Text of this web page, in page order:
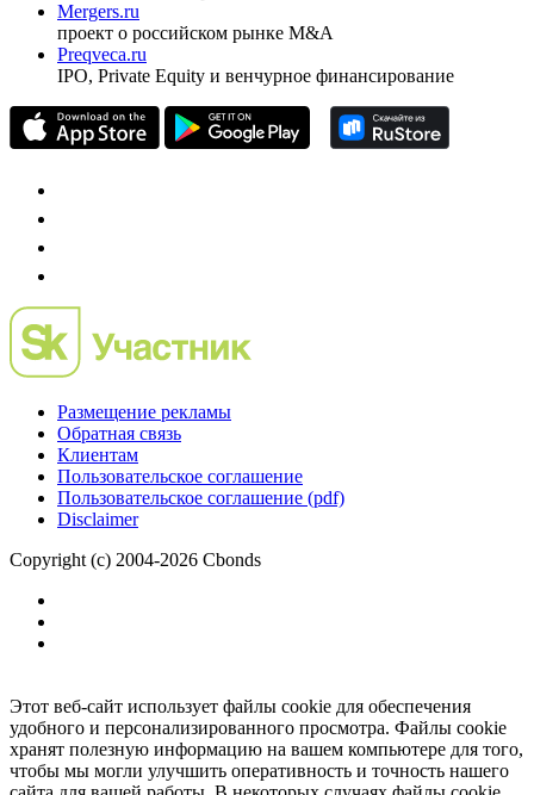
Investfunds
универсальный ресурс по фондовому рынку для
частного инвестора России
проект о российском рынке M&A
Preqveca.ru
Размещение рекламы
Обратная связь
Пользовательское соглашение
Copyright (c) 2004-2026 Cbonds
Этот веб-сайт использует файлы cookie для обеспечения